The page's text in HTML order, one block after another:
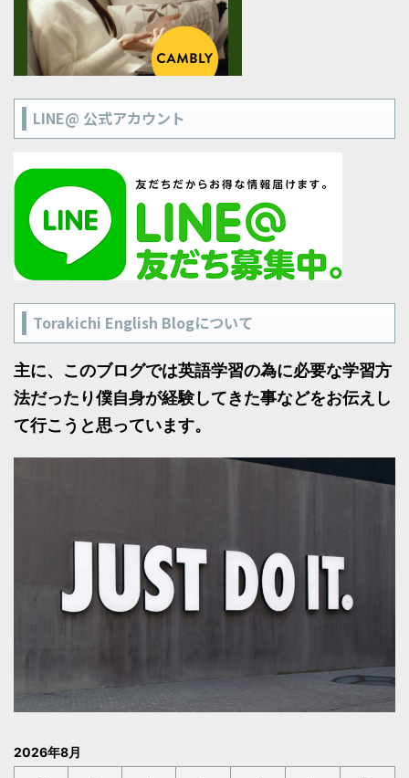
LINE@ 公式アカウント
Torakichi English Blogについて
主に、このブログでは英語学習の為に必要な学習方
法だったり僕自身が経験してきた事などをお伝えし
て行こうと思っています。
2026年8月